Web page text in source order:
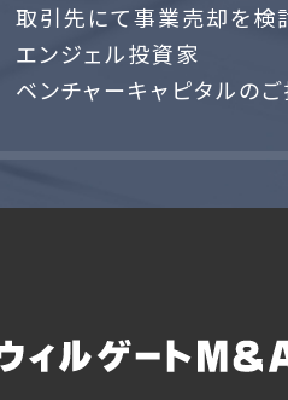
取引先にて事業売却を検
エンジェル投資家
ベンチャーキャピタルの